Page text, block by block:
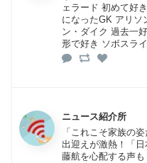
ェラード 初めて好
になったGK アリソ
ン・ダイク 過去一
形で好き ソボスライ
ニュース紹介所
「これこそ家族の
出迎えが激熱！「
藤航を心配する声も